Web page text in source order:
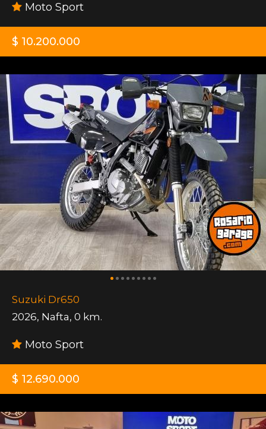
Moto Sport
$ 10.200.000
Suzuki Dr650
2026, Nafta, 0 km.
Moto Sport
$ 12.690.000